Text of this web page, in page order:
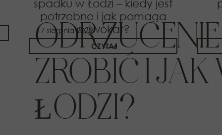
spadku w Łodzi – kiedy jest
potrzebne i jak pomaga
adwokat?
CZYTAJ
ZROBIĆ I
ŁODZI?
17 sierpnia 2025